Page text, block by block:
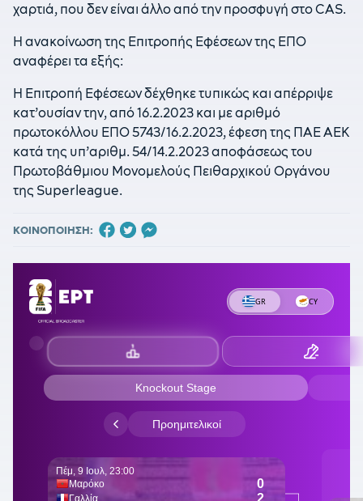
χαρτιά, που δεν είναι άλλο από την προσφυγή στο CAS.
Η ανακοίνωση της Επιτροπής Εφέσεων της ΕΠΟ
αναφέρει τα εξής:
Η Επιτροπή Εφέσεων δέχθηκε τυπικώς και απέρριψε
κατ’ουσίαν την, από 16.2.2023 και με αριθμό
πρωτοκόλλου ΕΠΟ 5743/16.2.2023, έφεση της ΠΑΕ ΑΕΚ
κατά της υπ’αριθμ. 54/14.2.2023 αποφάσεως του
Πρωτοβάθμιου Μονομελούς Πειθαρχικού Οργάνου
της Superleague.
ΚΟΙΝΟΠΟΙΗΣΗ: